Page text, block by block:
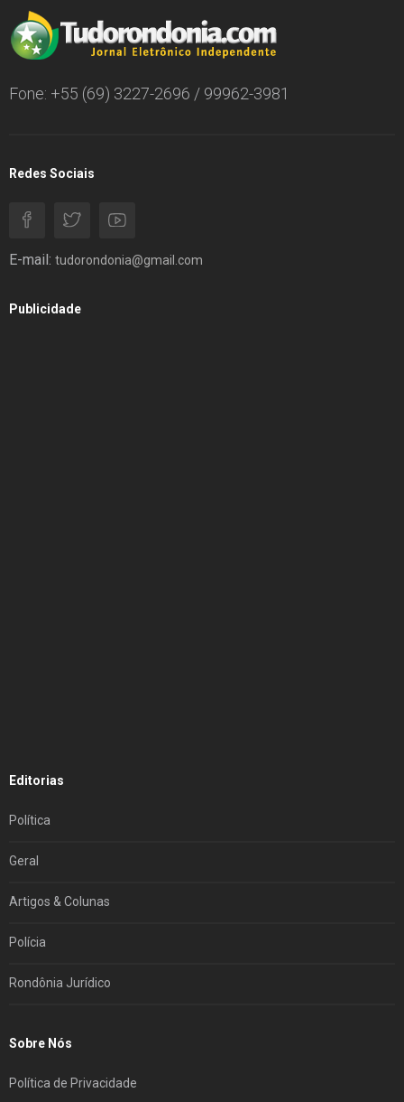
Fone: +55 (69) 3227-2696 / 99962-3981
Redes Sociais
E-mail: tudorondonia@gmail.com
Publicidade
Editorias
Política
Geral
Artigos & Colunas
Polícia
Rondônia Jurídico
Sobre Nós
Política de Privacidade